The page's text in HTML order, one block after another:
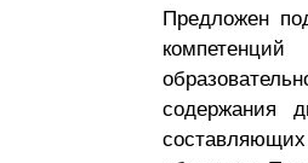
Предложен
содержания
составляющих